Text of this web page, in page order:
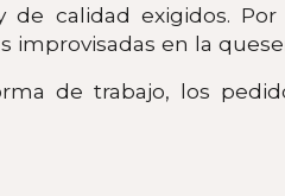
calidad exigidos.
en la
de trabajo, los